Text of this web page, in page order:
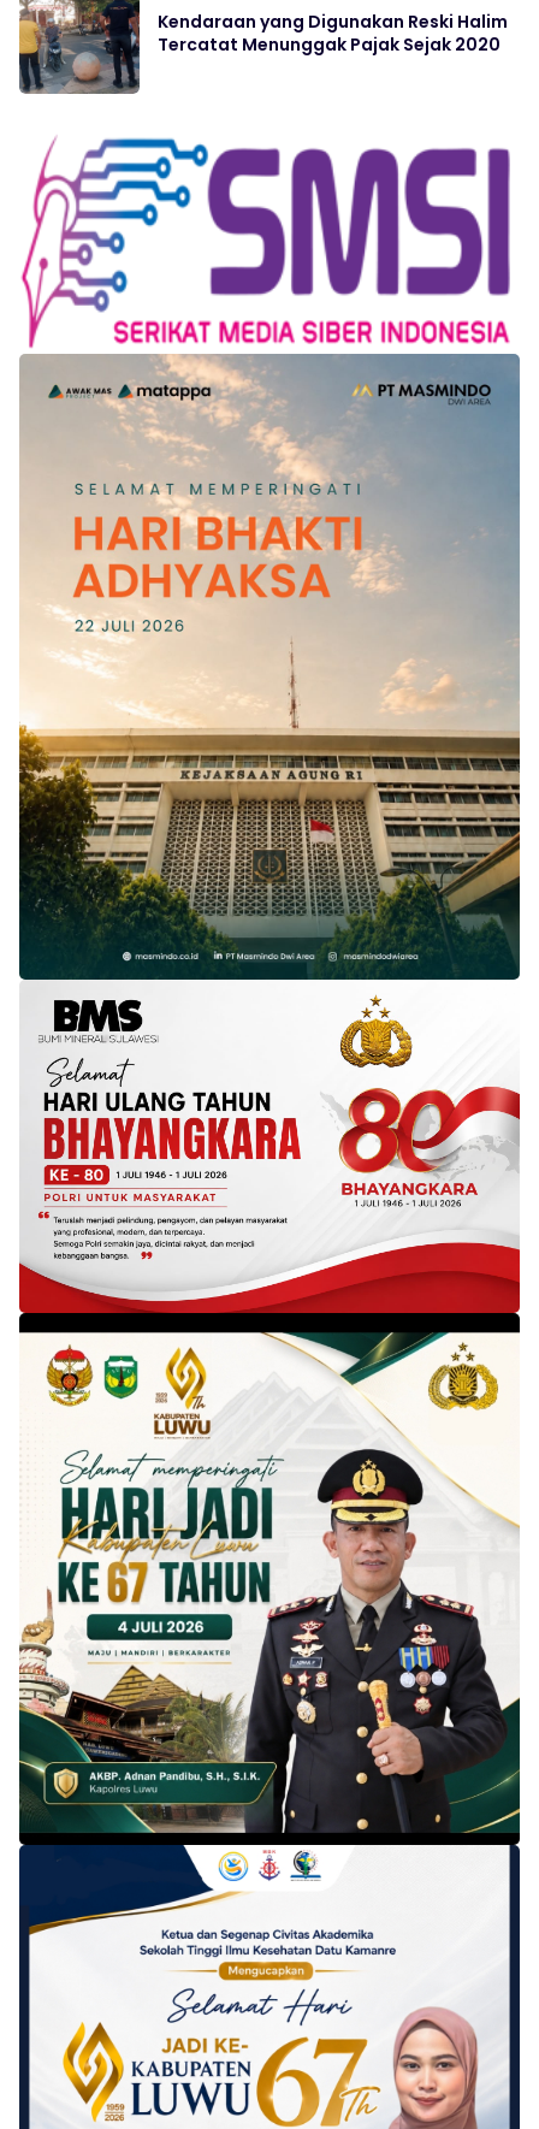
Kendaraan yang Digunakan Reski Halim
Tercatat Menunggak Pajak Sejak 2020